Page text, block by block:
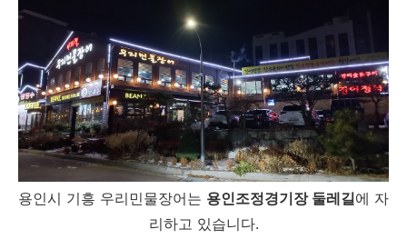
용인시 기흥 우리민물장어는 용인조정경기장 둘레길에 자
리하고 있습니다.